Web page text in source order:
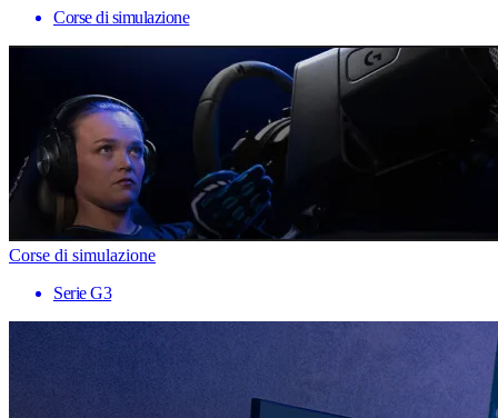
Corse di simulazione
Corse di simulazione
Serie G3